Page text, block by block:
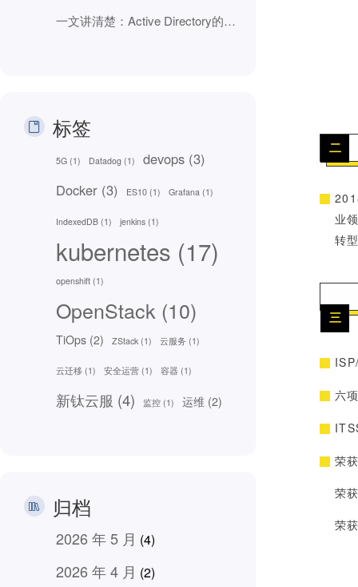
一文讲清楚：Active Directory的25年身份管理全史
标签
5G (1) Datadog (1) devops (3)
Docker (3) ES10 (1) Grafana (1)
IndexedDB (1) jenkins (1)
kubernetes (17)
openshift (1)
OpenStack (10)
TiOps (2) ZStack (1) 云服务 (1)
云迁移 (1) 安全运营 (1) 容器 (1)
新钛云服 (4) 监控 (1) 运维 (2)
归档
2026 年 5 月 (4)
2026 年 4 月 (2)
二
业
转
三
六
荣
荣
荣